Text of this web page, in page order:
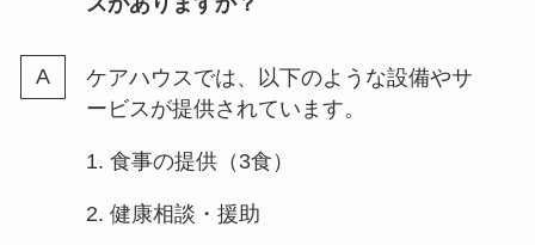
ケアハウスでは、以下のような設備やサ
ービスが提供されています。
1. 食事の提供（3食）
2. 健康相談・援助